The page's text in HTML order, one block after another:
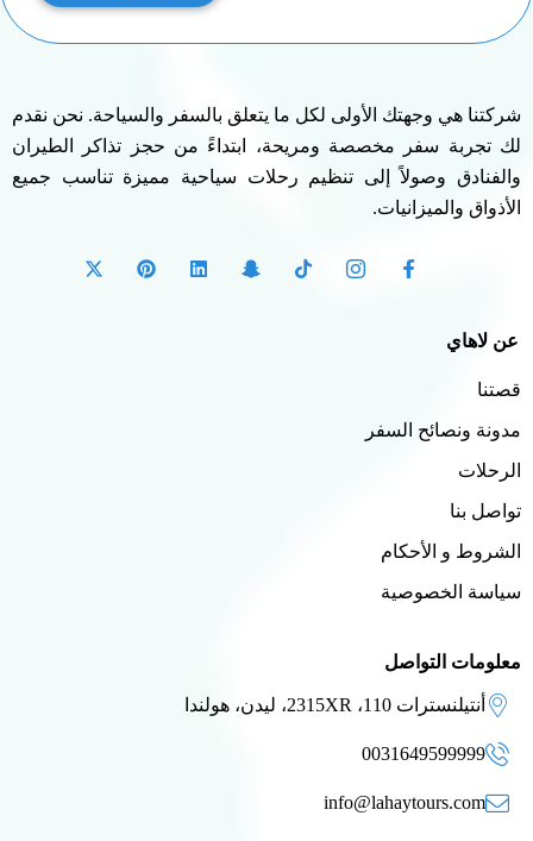
شركتنا هي وجهتك الأولى لكل ما يتعلق بالسفر والسياحة. نحن نقدم
لك تجربة سفر مخصصة ومريحة، ابتداءً من حجز تذاكر الطيران
والفنادق وصولاً إلى تنظيم رحلات سياحية مميزة تناسب جميع
الأذواق والميزانيات.
عن لاهاي
قصتنا
مدونة ونصائح السفر
الرحلات
تواصل بنا
الشروط و الأحكام
سياسة الخصوصية
معلومات التواصل
أنتيلنسترات 110، 2315XR، ليدن، هولندا
0031649599999
info@lahaytours.com